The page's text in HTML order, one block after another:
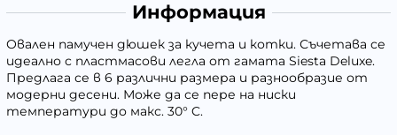
Информация
Овален памучен дюшек за кучета и котки. Съчетава се
идеално с пластмасови легла от гамата Siesta Deluxe.
Предлага се в 6 различни размера и разнообразие от
модерни десени. Може да се пере на ниски
температури до макс. 30° C.